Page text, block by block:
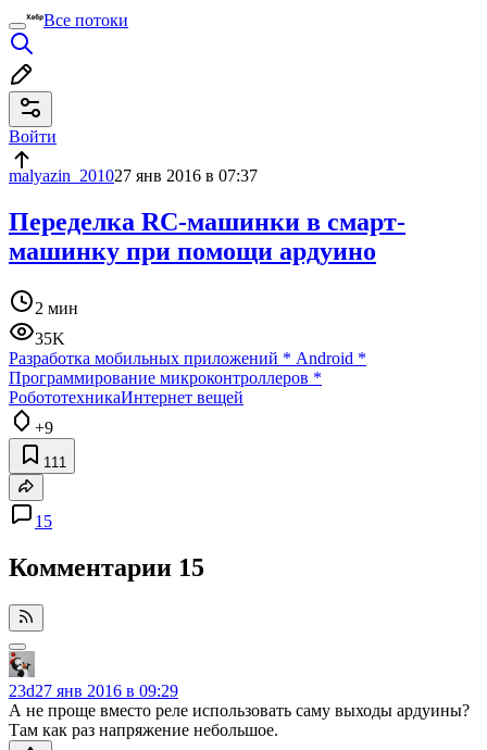
Все потоки
Войти
malyazin_201027 янв 2016 в 07:37
Переделка RC-машинки в смарт-
машинку при помощи ардуино
2 мин
35K
Разработка мобильных приложений * Android *
Программирование микроконтроллеров *
РобототехникаИнтернет вещей
+9
111
15
Комментарии 15
23d27 янв 2016 в 09:29
А не проще вместо реле использовать саму выходы ардуины?
Там как раз напряжение небольшое.